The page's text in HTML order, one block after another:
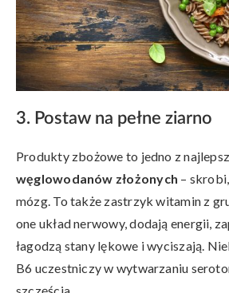
3. Postaw na pełne ziarno
Produkty zbożowe to jedno z
węglowodanów złożonych –
mózg. To także zastrzyk witamin z
one układ nerwowy, dodają energii,
łagodzą stany lękowe i wyciszają.
B6 uczestniczy w wytwarzaniu